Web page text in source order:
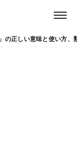
の正しい意味と使い方